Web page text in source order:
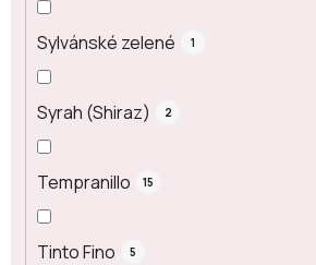
Sylvánské zelené 1
Syrah (Shiraz) 2
Tempranillo 15
Tinto Fino 5